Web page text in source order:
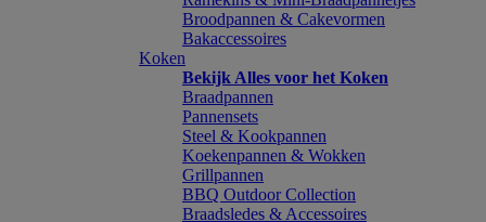
Broodpannen & Cakevormen
Bakaccessoires
Koken
Bekijk Alles voor het Koken
Braadpannen
Pannensets
Steel & Kookpannen
Koekenpannen & Wokken
Grillpannen
BBQ Outdoor Collection
Braadsledes & Accessoires